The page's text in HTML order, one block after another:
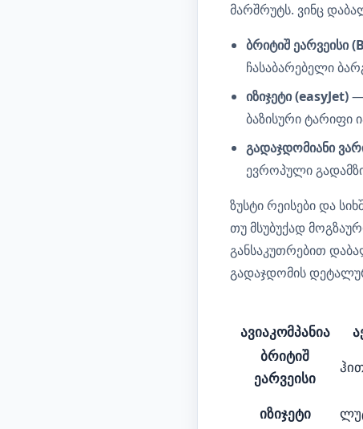
მარშრუტს. ვინც
ბრიტიშ ეარვეისი
ჩასაბარებელი
იზიჯეტი (easyJet)—
ბაზისური ტარიფი
გადაჯდომიანი
ევროპული
ზუსტი რეისები და
თუ მსუბუქად
განსაკუთრებით
გადაჯდომის
ავიაკომპანია
ბრიტიშ
ეარვეისი
იზიჯეტი